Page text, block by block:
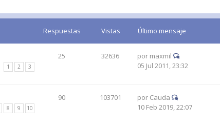
Respuestas Vistas Último mensaje
1 2 3
25 32636 por maxmil
05 Jul 2011, 23:32
8 9 10
90 103701 por Cauda
10 Feb 2019, 22:07